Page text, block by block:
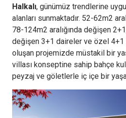
Halkalı, günümüz trendlerine
alanları sunmaktadır. 52-62m2
78-124m2 aralığında değişen
değişen 3+1 daireler ve özel 4+1
oluşan projemizde müstakil bir
villası konseptine sahip bahçe
peyzaj ve göletlerle iç içe bir